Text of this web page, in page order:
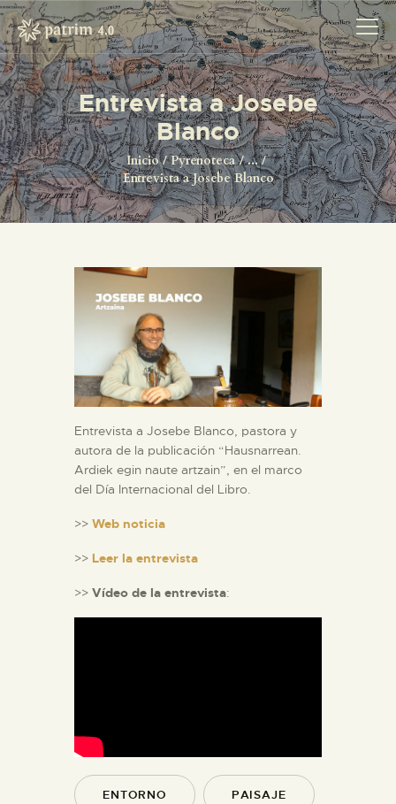
Entrevista a Josebe
Blanco
Inicio Pyrenoteca
...
Entrevista a Josebe Blanco
INICIO
PYRENOTECA 4.0
PROYECTOS
LA RED
Entrevista a Josebe Blanco, pastora y
autora de la publicación “Hausnarrean.
Ardiek egin naute artzain”, en el marco
del Día Internacional del Libro.
>> Web noticia
>> Leer la entrevista
>> Vídeo de la entrevista:
ENTORNO PAISAJE